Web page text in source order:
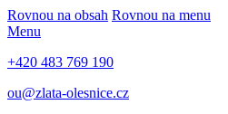
Rovnou na obsah Rovnou na menu
Menu
+420 483 769 190
ou@zlata-olesnice.cz